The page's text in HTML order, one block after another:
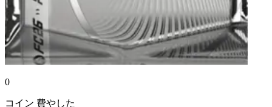
0
コイン 費やした